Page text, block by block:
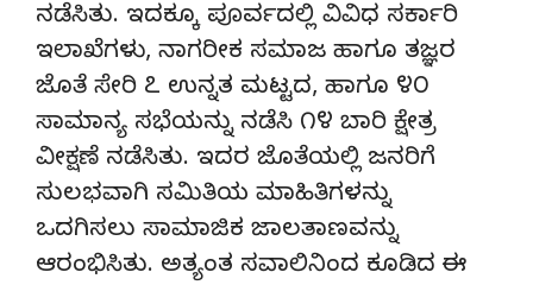
ನಡೆಸಿತು. ಇದಕ್ಕೂ ಪೂರ್ವದಲ್ಲಿ ವಿವಿಧ ಸರ್ಕಾರಿ
ಇಲಾಖೆಗಳು, ನಾಗರೀಕ ಸಮಾಜ ಹಾಗೂ ತಜ್ಞರ
ಜೊತೆ ಸೇರಿ ೭ ಉನ್ನತ ಮಟ್ಟದ, ಹಾಗೂ ೪೦
ಸಾಮಾನ್ಯ ಸಭೆಯನ್ನು ನಡೆಸಿ ೧೪ ಬಾರಿ ಕ್ಷೇತ್ರ
ವೀಕ್ಷಣೆ ನಡೆಸಿತು. ಇದರ ಜೊತೆಯಲ್ಲಿ ಜನರಿಗೆ
ಸುಲಭವಾಗಿ ಸಮಿತಿಯ ಮಾಹಿತಿಗಳನ್ನು
ಒದಗಿಸಲು ಸಾಮಾಜಿಕ ಜಾಲತಾಣವನ್ನು
ಆರಂಭಿಸಿತು. ಅತ್ಯಂತ ಸವಾಲಿನಿಂದ ಕೂಡಿದ ಈ